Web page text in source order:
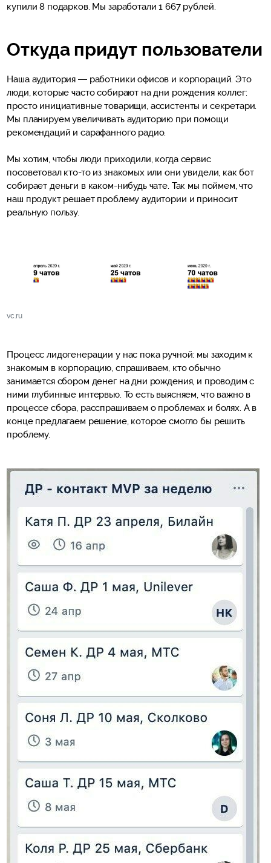
купили 8 подарков. Мы заработали 1 667 рублей.
Откуда придут пользователи
Наша аудитория — работники офисов и корпораций. Это
люди, которые часто собирают на дни рождения коллег:
просто инициативные товарищи, ассистенты и секретари.
Мы планируем увеличивать аудиторию при помощи
рекомендаций и сарафанного радио.
Мы хотим, чтобы люди приходили, когда сервис
посоветовал кто-то из знакомых или они увидели, как бот
собирает деньги в каком-нибудь чате. Так мы поймем, что
наш продукт решает проблему аудитории и приносит
реальную пользу.
vc.ru
Процесс лидогенерации у нас пока ручной: мы заходим к
знакомым в корпорацию, спрашиваем, кто обычно
занимается сбором денег на дни рождения, и проводим с
ними глубинные интервью. То есть выясняем, что важно в
процессе сбора, расспрашиваем о проблемах и болях. А в
конце предлагаем решение, которое смогло бы решить
проблему.